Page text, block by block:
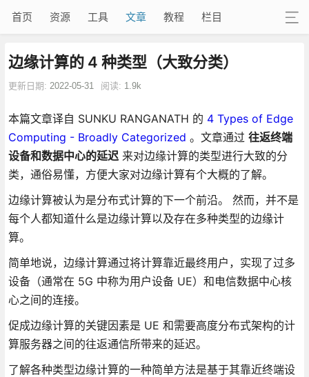
首页 资源 工具 文章 教程 栏目
边缘计算的 4 种类型（大致分类）
更新日期: 2022-05-31 阅读: 1.9k
本篇文章译自 SUNKU RANGANATH 的 4 Types of Edge
Computing - Broadly Categorized 。文章通过 往返终端
设备和数据中心的延迟来对边缘计算的类型进行大致的分
类，通俗易懂，方便大家对边缘计算有个大概的了解。
边缘计算被认为是分布式计算的下一个前沿。 然而，并不是
每个人都知道什么是边缘计算以及存在多种类型的边缘计
算。
简单地说，边缘计算通过将计算靠近最终用户，实现了过多
设备（通常在 5G 中称为用户设备 UE）和电信数据中心核
心之间的连接。
促成边缘计算的关键因素是 UE 和需要高度分布式架构的计
算服务器之间的往返通信所带来的延迟。
了解各种类型边缘计算的一种简单方法是基于其靠近终端设